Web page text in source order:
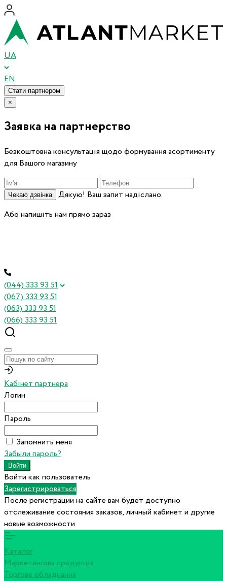
UA
EN
Стати партнером
×
Заявка на партнерство
Безкоштовна консультація щодо формування асортименту
для Вашого магазину
Чекаю дзвінка
Дякую! Ваш запит надіслано.
Або напишіть нам прямо зараз
(044) 333 93 51
(067) 333 93 51
(063) 333 93 51
(066) 333 93 51
Кабінет партнера
Логин
Пароль
Запомнить меня
Забыли пароль?
Войти как пользователь
Зарегистрироваться
После регистрации на сайте вам будет доступно
отслеживание состояния заказов, личный кабинет и другие
новые возможности
Каталог
Маркетингова продукція
Торгове обладнання